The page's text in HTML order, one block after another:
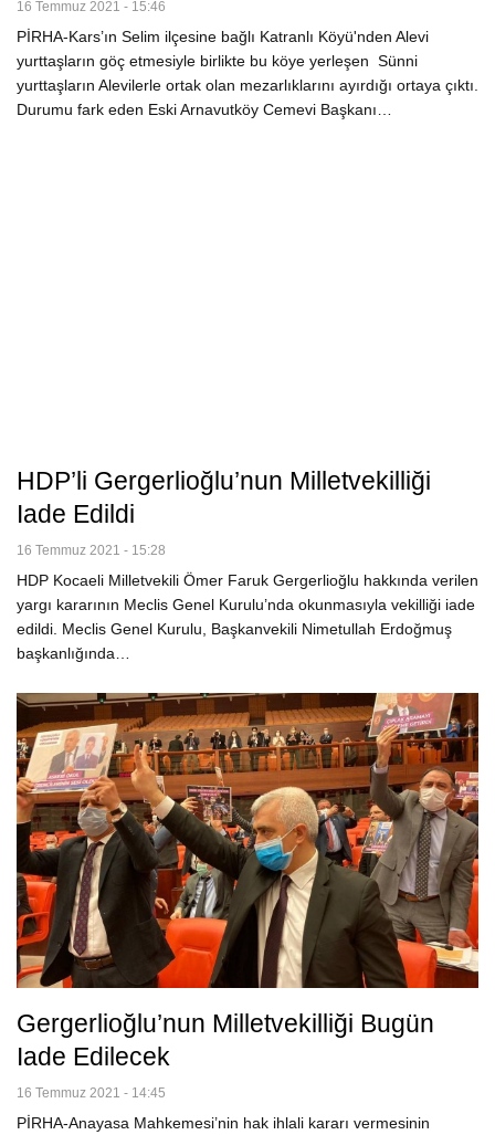
16 Temmuz 2021 - 15:46
PİRHA-Kars’ın Selim ilçesine bağlı Katranlı Köyü'nden Alevi
yurttaşların göç etmesiyle birlikte bu köye yerleşen Sünni
yurttaşların Alevilerle ortak olan mezarlıklarını ayırdığı ortaya çıktı.
Durumu fark eden Eski Arnavutköy Cemevi Başkanı…
HDP’li Gergerlioğlu’nun Milletvekilliği
Iade Edildi
16 Temmuz 2021 - 15:28
HDP Kocaeli Milletvekili Ömer Faruk Gergerlioğlu hakkında verilen
yargı kararının Meclis Genel Kurulu’nda okunmasıyla vekilliği iade
edildi. Meclis Genel Kurulu, Başkanvekili Nimetullah Erdoğmuş
başkanlığında…
Gergerlioğlu’nun Milletvekilliği Bugün
Iade Edilecek
16 Temmuz 2021 - 14:45
PİRHA-Anayasa Mahkemesi’nin hak ihlali kararı vermesinin